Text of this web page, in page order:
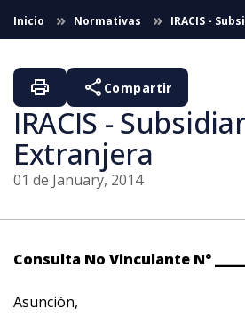
Skip to Main Content
Inicio Normativas IRACIS -
IRACIS -
Extranjera
01 de January, 2014
print share Compartir
Consulta No Vinculante N°
Asunción,